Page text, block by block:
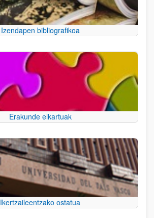
Izendapen bibliografikoa
Erakunde elkartuak
Ikertzaileentzako ostatua